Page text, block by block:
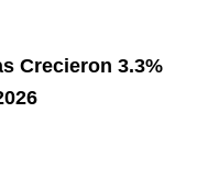
Crecieron 3.3%